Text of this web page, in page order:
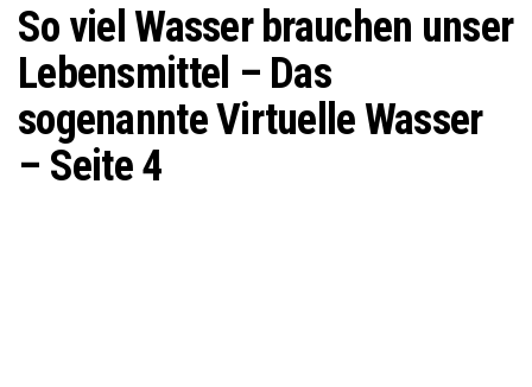
So viel Wasser brauchen unser
Lebensmittel – Das
sogenannte Virtuelle Wasser
– Seite 4